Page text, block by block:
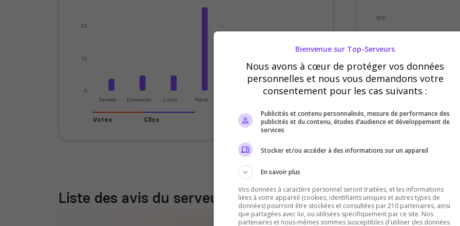
0
10
20
Samedi Dimanche Lundi Mardi
Votes Clics
0
50
150
Votes Clics
Liste des avis du serveur
Bienvenue sur Top-Serveurs
Nous avons à cœur de protéger vos données
personnelles et nous vous demandons votre
consentement pour les cas suivants :
Publicités et contenu personnalisés, mesure de performance des
publicités et du contenu, études d’audience et développement de
services
Stocker et/ou accéder à des informations sur un appareil
En savoir plus
Vos données à caractère personnel seront traitées, et les informations
liées à votre appareil (cookies, identifiants uniques et autres types de
données) pourront être stockées et consultées par 210 partenaires, ainsi
que partagées avec lui, ou utilisées spécifiquement par ce site. Nos
partenaires et nous-mêmes sommes susceptibles d'utiliser des données